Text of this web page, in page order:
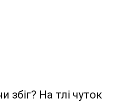
збіг? На тлі чуток